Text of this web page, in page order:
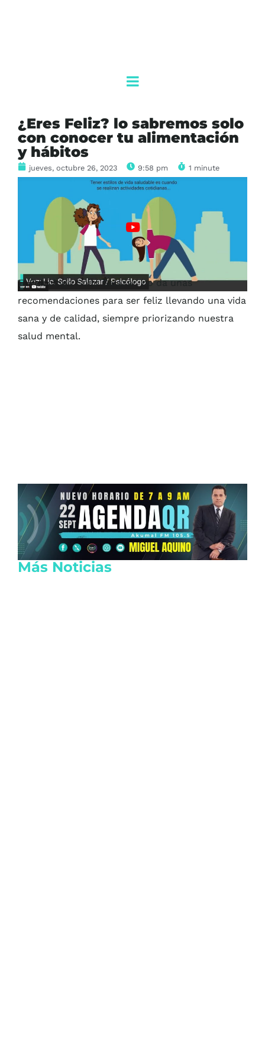
¿Eres Feliz? lo sabremos solo
con conocer tu alimentación
y hábitos
jueves, octubre 26, 2023 9:58 pm 1 minute
El Psicólogo Soilo Salazar, no da unas
recomendaciones para ser feliz llevando una vida
sana y de calidad, siempre priorizando nuestra
salud mental.
Más Noticias